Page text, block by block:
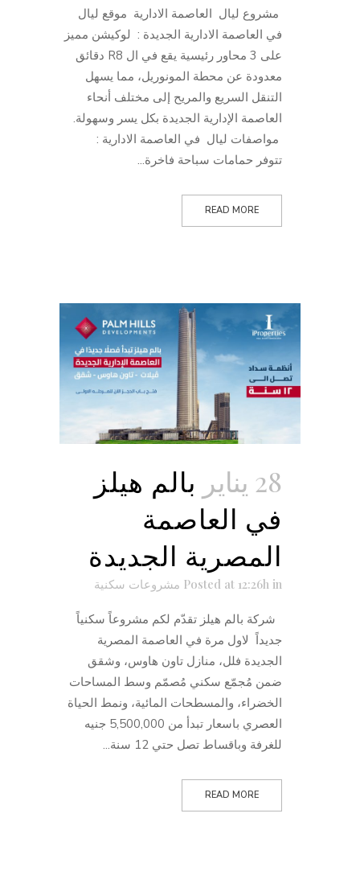
مشروع ليال العاصمة الادارية موقع ليال
في العاصمة الادارية الجديدة : لوكيشن مميز
على 3 محاور رئيسية يقع في ال R8 دقائق
معدودة عن محطة المونوريل، مما يسهل
التنقل السريع والمريح إلى مختلف أنحاء
العاصمة الإدارية الجديدة بكل يسر وسهولة.
مواصفات ليال في العاصمة الادارية :
تتوفر حمامات سباحة فاخرة...
READ MORE
28 يناير
بالم هيلز
في العاصمة
المصرية الجديدة
Posted at 12:26h in مشروعات سكنية
شركة بالم هيلز تقدّم لكم مشروعاً سكنياً
جديداً لاول مرة في العاصمة المصرية
الجديدة فلل، منازل تاون هاوس، وشقق
ضمن مُجمّع سكني مُصمّم وسط المساحات
الخضراء، والمسطحات المائية، ونمط الحياة
العصري باسعار تبدأ من 5,500,000 جنيه
للغرفة وباقساط تصل حتي 12 سنة...
READ MORE